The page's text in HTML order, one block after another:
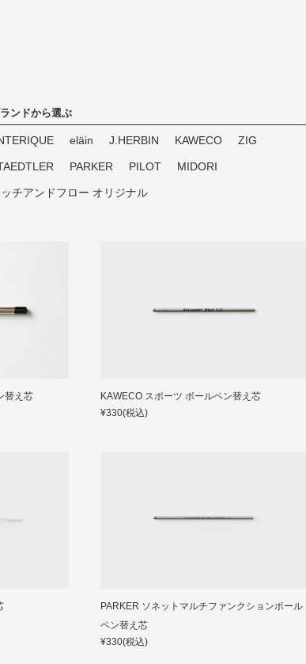
ンドから選ぶ
eläin J.HERBIN KAWECO ZIG
PARKER PILOT MIDORI
ッチアンドフロー オリジナル
替え芯
KAWECO スポーツ ボールペン替え芯
¥330(税込)
PARKER ソネットマルチファンクションボール
ペン替え芯
¥330(税込)